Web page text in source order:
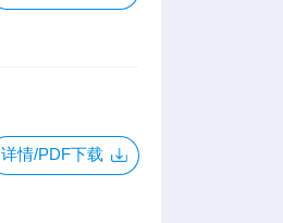
详情/PDF下载